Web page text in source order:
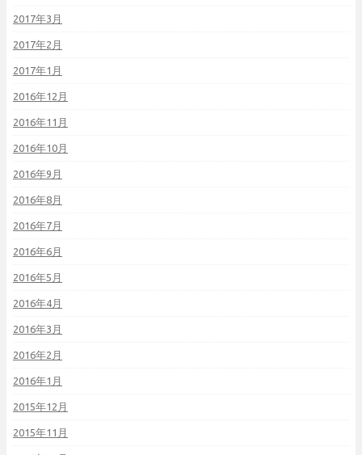
2017年3月
2017年2月
2017年1月
2016年12月
2016年11月
2016年10月
2016年9月
2016年8月
2016年7月
2016年6月
2016年5月
2016年4月
2016年3月
2016年2月
2016年1月
2015年12月
2015年11月